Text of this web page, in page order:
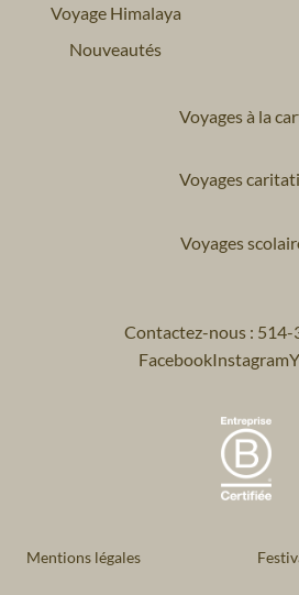
Voyage Himalaya
Nouveautés
Voyages à la
Voyages
Voyages
Contactez-nous :
FacebookInstagram
Mentions légales